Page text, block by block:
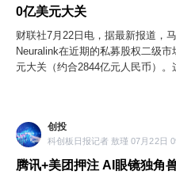
0亿美元大关
财联社7月22日电，据最新报道，
Neuralink在近期的私募股权二级
元大关（约合2844亿元人民币）。
创投
科创板日报记者 敖瑾 07月22日
腾讯+美团押注 AI眼镜独角